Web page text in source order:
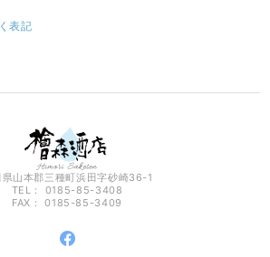
表記
県山本郡三種町浜田字砂崎36-1
TEL： 0185-85-3408
FAX： 0185-85-3409